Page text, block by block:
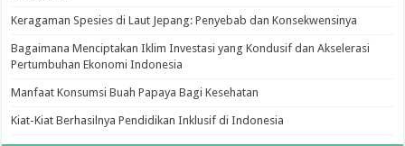
Keragaman Spesies di Laut Jepang: Penyebab dan Konsekwensinya
Bagaimana Menciptakan Iklim Investasi yang Kondusif dan Akselerasi
Pertumbuhan Ekonomi Indonesia
Manfaat Konsumsi Buah Papaya Bagi Kesehatan
Kiat-Kiat Berhasilnya Pendidikan Inklusif di Indonesia